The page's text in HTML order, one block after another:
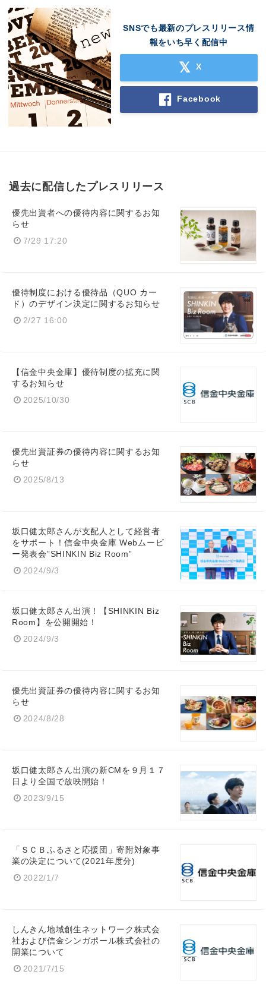
SNSでも最新のプレスリリース情
報をいち早く配信中
X
Facebook
過去に配信したプレスリリース
優先出資者への優待内容に関するお知
らせ
7/29 17:20
優待制度における優待品（QUO カー
ド）のデザイン決定に関するお知らせ
2/27 16:00
【信金中央金庫】優待制度の拡充に関
するお知らせ
2025/10/30
優先出資証券の優待内容に関するお知
らせ
2025/8/13
坂口健太郎さんが支配人として経営者
をサポート！信金中央金庫 Webムービ
ー発表会”SHINKIN Biz Room”
2024/9/3
坂口健太郎さん出演！【SHINKIN Biz
Room】を公開開始！
2024/9/3
優先出資証券の優待内容に関するお知
らせ
2024/8/28
坂口健太郎さん出演の新CMを９月１７
日より全国で放映開始！
2023/9/15
「ＳＣＢふるさと応援団」寄附対象事
業の決定について(2021年度分)
2022/1/7
しんきん地域創生ネットワーク株式会
社および信金シンガポール株式会社の
開業について
2021/7/15